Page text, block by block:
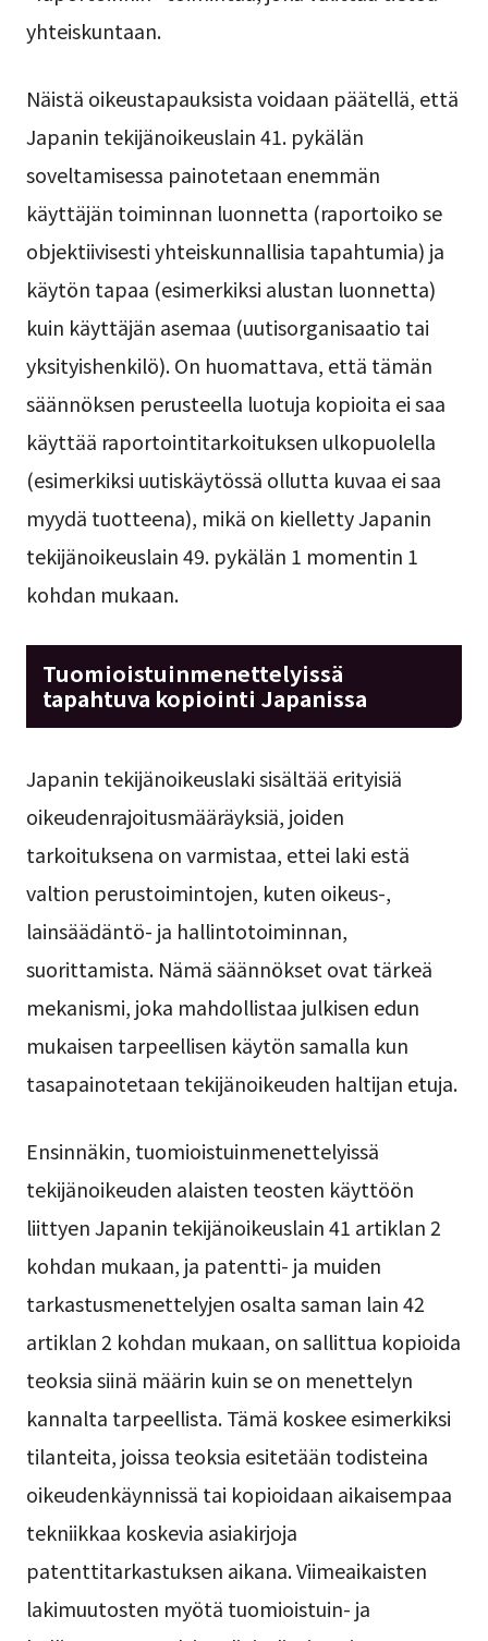
yhteiskuntaan.
Näistä oikeustapauksista voidaan päätellä, että
Japanin tekijänoikeuslain 41. pykälän
soveltamisessa painotetaan enemmän
käyttäjän toiminnan luonnetta (raportoiko se
objektiivisesti yhteiskunnallisia tapahtumia) ja
käytön tapaa (esimerkiksi alustan luonnetta)
kuin käyttäjän asemaa (uutisorganisaatio tai
yksityishenkilö). On huomattava, että tämän
säännöksen perusteella luotuja kopioita ei saa
käyttää raportointitarkoituksen ulkopuolella
(esimerkiksi uutiskäytössä ollutta kuvaa ei saa
myydä tuotteena), mikä on kielletty Japanin
tekijänoikeuslain 49. pykälän 1 momentin 1
kohdan mukaan.
Tuomioistuinmenettelyissä
tapahtuva kopiointi Japanissa
Japanin tekijänoikeuslaki sisältää erityisiä
oikeudenrajoitusmääräyksiä, joiden
tarkoituksena on varmistaa, ettei laki estä
valtion perustoimintojen, kuten oikeus-,
lainsäädäntö- ja hallintotoiminnan,
suorittamista. Nämä säännökset ovat tärkeä
mekanismi, joka mahdollistaa julkisen edun
mukaisen tarpeellisen käytön samalla kun
tasapainotetaan tekijänoikeuden haltijan etuja.
Ensinnäkin, tuomioistuinmenettelyissä
tekijänoikeuden alaisten teosten käyttöön
liittyen Japanin tekijänoikeuslain 41 artiklan 2
kohdan mukaan, ja patentti- ja muiden
tarkastusmenettelyjen osalta saman lain 42
artiklan 2 kohdan mukaan, on sallittua kopioida
teoksia siinä määrin kuin se on menettelyn
kannalta tarpeellista. Tämä koskee esimerkiksi
tilanteita, joissa teoksia esitetään todisteina
oikeudenkäynnissä tai kopioidaan aikaisempaa
tekniikkaa koskevia asiakirjoja
patenttitarkastuksen aikana. Viimeaikaisten
lakimuutosten myötä tuomioistuin- ja